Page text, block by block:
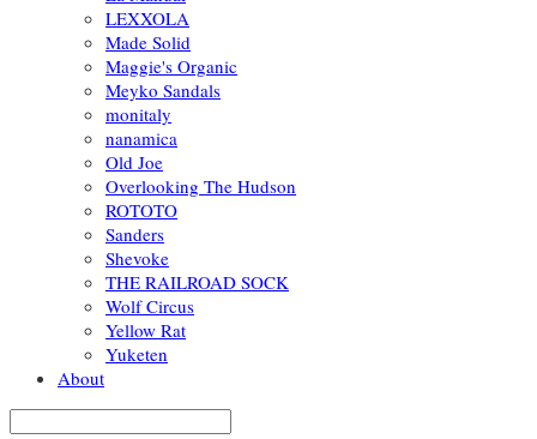
LEXXOLA
Made Solid
Maggie's Organic
Meyko Sandals
monitaly
nanamica
Old Joe
Overlooking The Hudson
ROTOTO
Sanders
Shevoke
THE RAILROAD SOCK
Wolf Circus
Yellow Rat
Yuketen
About